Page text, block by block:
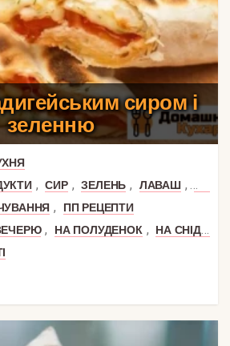
сиром і
зеленню
, СИР , ЗЕЛЕНЬ , ЛАВАШ ,
,
ПП РЕЦЕПТИ
, НА ПОЛУДЕНОК ,
НА СНІДАНОК